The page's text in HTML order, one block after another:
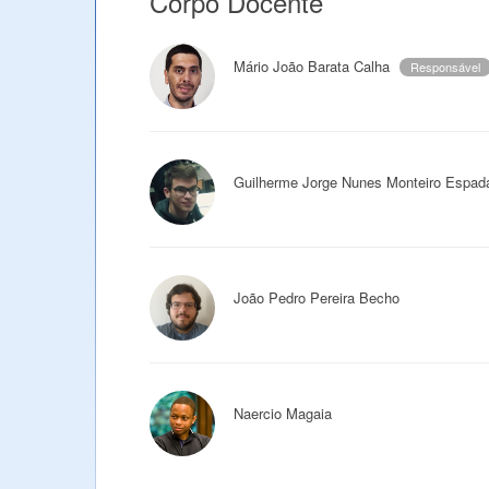
Mário João Barata Calha Responsável
Guilherme Jorge Nunes Monteiro
João Pedro Pereira Becho
Naercio Magaia